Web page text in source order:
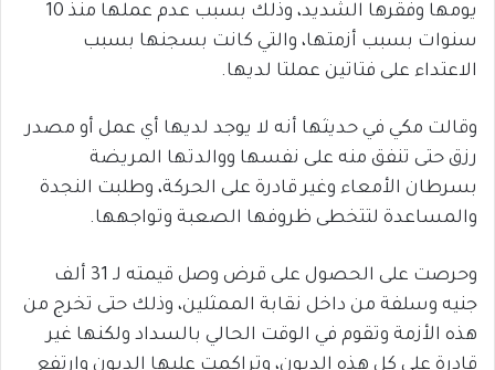
يومها وفقرها الشديد، وذلك بسبب عدم عملها منذ 10
سنوات بسبب أزمتها، والتي كانت بسجنها بسبب
الاعتداء على فتاتين عملتا لديها.
وقالت مكي في حديثها أنه لا يوجد لديها أي عمل أو مصدر
رزق حتى تنفق منه على نفسها ووالدتها المريضة
بسرطان الأمعاء وغير قادرة على الحركة، وطلبت النجدة
والمساعدة لتتخطى ظروفها الصعبة وتواجهها.
وحرصت على الحصول على قرض وصل قيمته لـ 31 ألف
جنيه وسلفة من داخل نقابة الممثلين، وذلك حتى تخرج من
هذه الأزمة وتقوم في الوقت الحالي بالسداد ولكنها غير
قادرة على كل هذه الديون، وتراكمت عليها الديون وارتفع